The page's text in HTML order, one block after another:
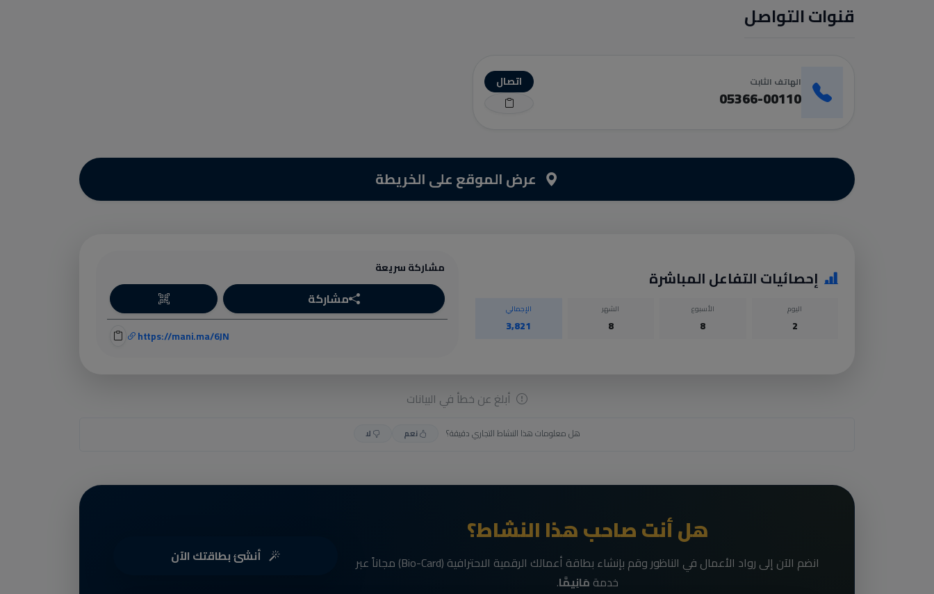
قنوات التواصل
الهاتف الثابت
05366-00110
اتصال
عرض الموقع على الخريطة
إحصائيات التفاعل المباشرة
اليوم
2
الأسبوع
8
الشهر
8
الإجمالي
3,821
مشاركة سريعة
مشاركة
https://mani.ma/6JN
أبلغ عن خطأ في البيانات
هل معلومات هذا النشاط التجاري دقيقة؟ نعم لا
هل أنت صاحب هذا النشاط؟
انضم الآن إلى رواد الأعمال في الناظور وقم بإنشاء بطاقة أعمالك الرقمية الاحترافية (Bio-Card) مجاناً عبر
خدمة مَانِيمَّا.
أنشئ بطاقتك الآن